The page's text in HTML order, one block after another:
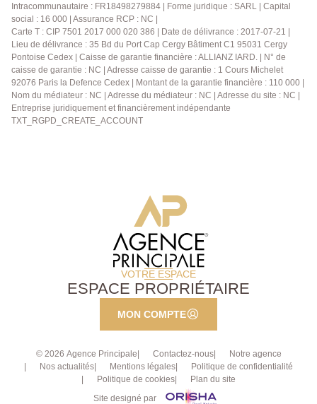
Intracommunautaire : FR18498279884 | Forme juridique : SARL | Capital
social : 16 000 | Assurance RCP : NC |
Carte T : CIP 7501 2017 000 020 386 | Date de délivrance : 2017-07-21 |
Lieu de délivrance : 35 Bd du Port Cap Cergy Bâtiment C1 95031 Cergy
Pontoise Cedex | Caisse de garantie financière : ALLIANZ IARD. | N° de
caisse de garantie : NC | Adresse caisse de garantie : 1 Cours Michelet
92076 Paris la Defence Cedex | Montant de la garantie financière : 110 000 |
Nom du médiateur : NC | Adresse du médiateur : NC | Adresse du site : NC |
Entreprise juridiquement et financièrement indépendante
TXT_RGPD_CREATE_ACCOUNT
VOTRE ESPACE
ESPACE PROPRIÉTAIRE
MON COMPTE
© 2026 Agence Principale Contactez-nous
Notre agence
Nos actualités
Mentions légales
Politique de confidentialité
Politique de cookies
Plan du site
Site designé par